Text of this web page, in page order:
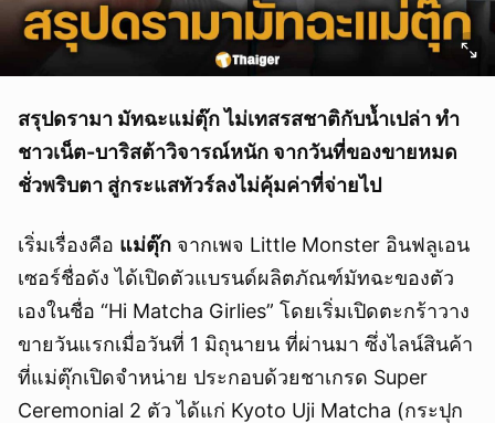
สรุปดรามา มัทฉะแม่ตุ๊ก ไม่เทสรสชาติกับน้ำเปล่า ทำ
ชาวเน็ต-บาริสต้าวิจารณ์หนัก จากวันที่ของขายหมด
ชั่วพริบตา สู่กระแสทัวร์ลงไม่คุ้มค่าที่จ่ายไป
เริ่มเรื่องคือ แม่ตุ๊ก จากเพจ Little Monster อินฟลูเอน
เซอร์ชื่อดัง ได้เปิดตัวแบรนด์ผลิตภัณฑ์มัทฉะของตัว
เองในชื่อ “Hi Matcha Girlies” โดยเริ่มเปิดตะกร้าวาง
ขายวันแรกเมื่อวันที่ 1 มิถุนายน ที่ผ่านมา ซึ่งไลน์สินค้า
ที่แม่ตุ๊กเปิดจำหน่าย ประกอบด้วยชาเกรด Super
Ceremonial 2 ตัว ได้แก่ Kyoto Uji Matcha (กระปุก